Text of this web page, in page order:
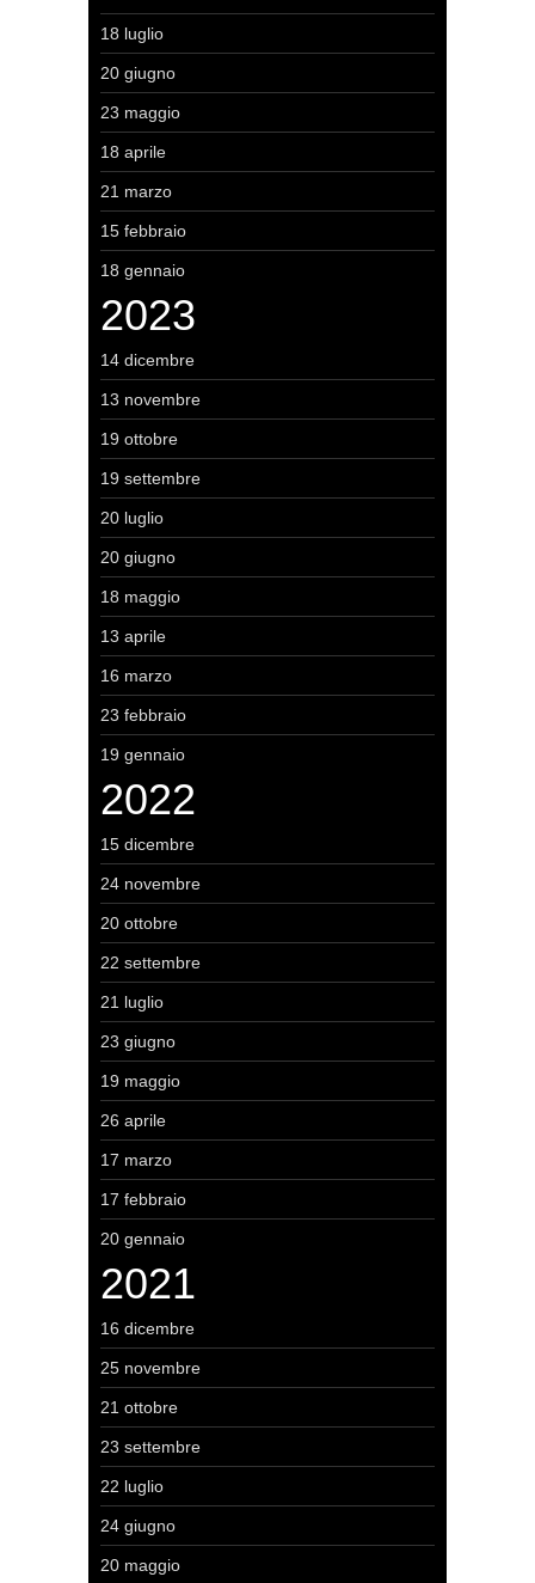
18 luglio
20 giugno
23 maggio
18 aprile
21 marzo
15 febbraio
18 gennaio
2023
14 dicembre
13 novembre
19 ottobre
19 settembre
20 luglio
20 giugno
18 maggio
13 aprile
16 marzo
23 febbraio
19 gennaio
2022
15 dicembre
24 novembre
20 ottobre
22 settembre
21 luglio
23 giugno
19 maggio
26 aprile
17 marzo
17 febbraio
20 gennaio
2021
16 dicembre
25 novembre
21 ottobre
23 settembre
22 luglio
24 giugno
20 maggio